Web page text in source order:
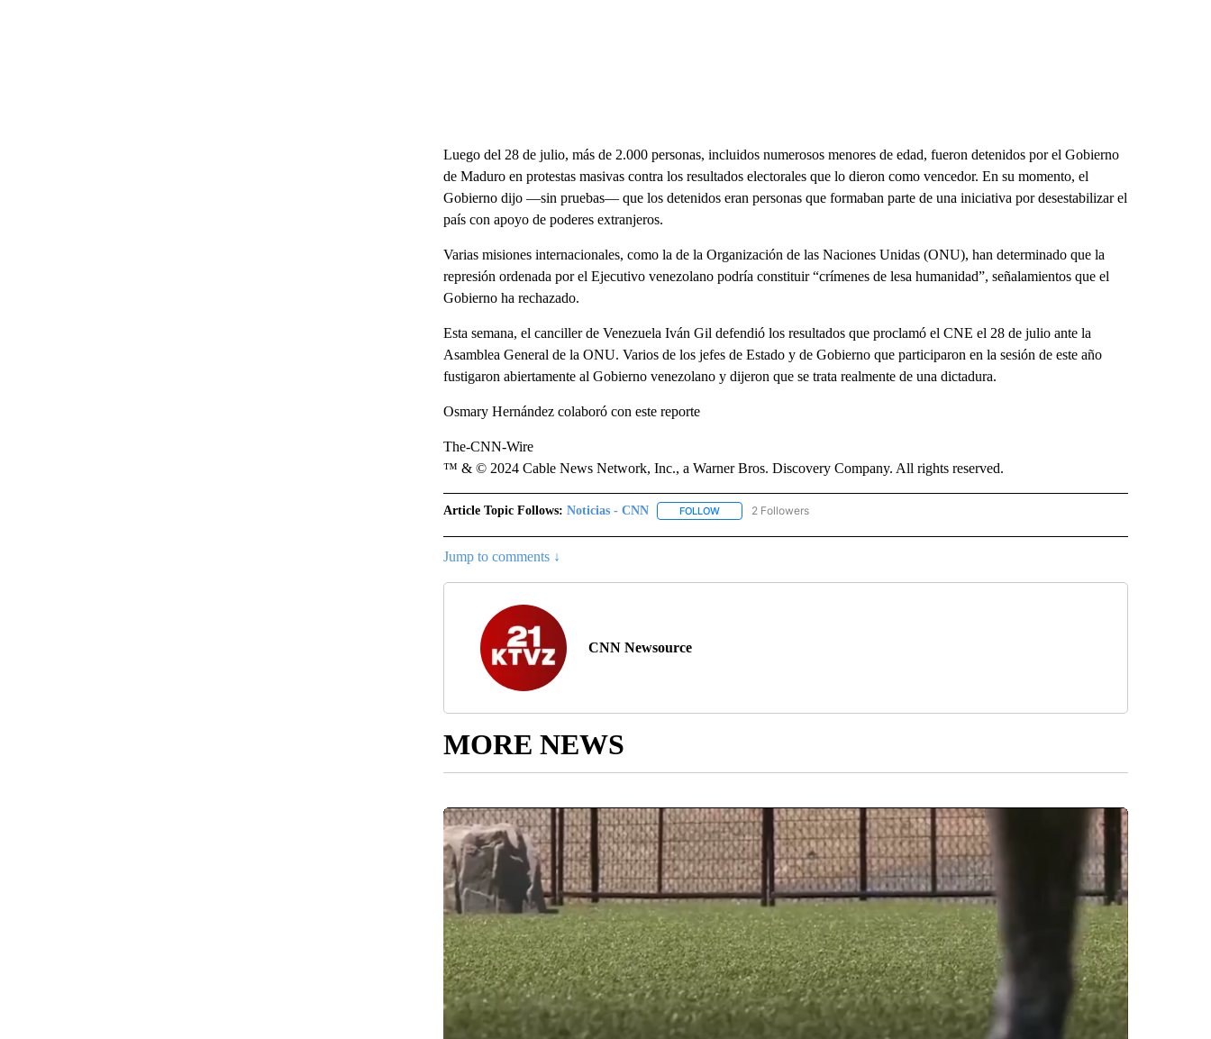
Luego del 28 de julio, más de 2.000 personas, incluidos numerosos menores de edad, fueron detenidos por el Gobierno
de Maduro en protestas masivas contra los resultados electorales que lo dieron como vencedor. En su momento, el
Gobierno dijo —sin pruebas— que los detenidos eran personas que formaban parte de una iniciativa por desestabilizar el
país con apoyo de poderes extranjeros.
Varias misiones internacionales, como la de la Organización de las Naciones Unidas (ONU), han determinado que la
represión ordenada por el Ejecutivo venezolano podría constituir “crímenes de lesa humanidad”, señalamientos que el
Gobierno ha rechazado.
Esta semana, el canciller de Venezuela Iván Gil defendió los resultados que proclamó el CNE el 28 de julio ante la
Asamblea General de la ONU. Varios de los jefes de Estado y de Gobierno que participaron en la sesión de este año
fustigaron abiertamente al Gobierno venezolano y dijeron que se trata realmente de una dictadura.
Osmary Hernández colaboró con este reporte
The-CNN-Wire
™ & © 2024 Cable News Network, Inc., a Warner Bros. Discovery Company. All rights reserved.
Article Topic Follows: Noticias - CNN FOLLOWFOLLOW "NOTICIAS - CNN" TO RECEIVE NOTIFICATIONS ABOUT NEW PAGES ON "NOTICIAS - CNN".
2 Followers
Jump to comments ↓
CNN Newsource
MORE NEWS